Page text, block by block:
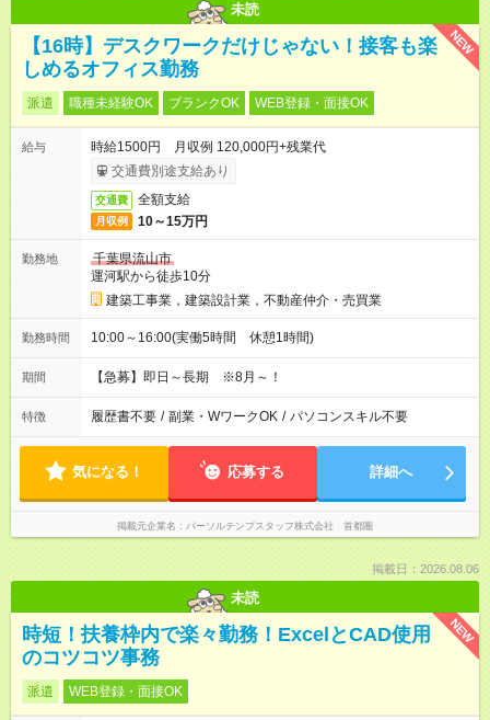
未読
NEW
【16時】デスクワークだけじゃない！接客も楽
しめるオフィス勤務
派遣 職種未経験OK ブランクOK WEB登録・面接OK
給与
時給1500円 月収例 120,000円+残業代
交通費別途支給あり
交通費 全額支給
月収例 10～15万円
勤務地
千葉県流山市
運河駅から徒歩10分
建築工事業，建築設計業，不動産仲介・売買業
勤務時間 10:00～16:00(実働5時間 休憩1時間)
期間 【急募】即日～長期 ※8月～！
特徴 履歴書不要 / 副業・WワークOK / パソコンスキル不要
気になる！ 応募する 詳細へ
掲載元企業名 パーソルテンプスタッフ株式会社 首都圏
掲載日：2026.08.06
未読
NEW
時短！扶養枠内で楽々勤務！ExcelとCAD使用
のコツコツ事務
派遣 WEB登録・面接OK